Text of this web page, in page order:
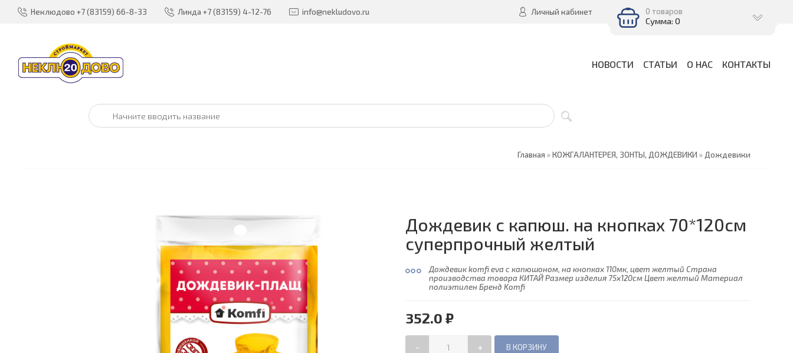
Неклюдово +7 (83159) 66-8-33 Линда +7 (83159) 4-12-76 info@nekludovo.ru Личный кабинет 0 товаров
Сумма: 0
НОВОСТИ СТАТЬИ О НАС КОНТАКТЫ
Главная »КОЖГАЛАНТЕРЕЯ, ЗОНТЫ, ДОЖДЕВИКИ » Дождевики
Дождевик с капюш. на кнопках 70*120см
суперпрочный желтый
Дождевик komfi eva с капюшоном, на кнопках 110мк, цвет желтый Страна
производства товара КИТАЙ Размер изделия 75х120см Цвет желтый Материал
полиэтилен Бренд Komfi
352.0 ₽
- +